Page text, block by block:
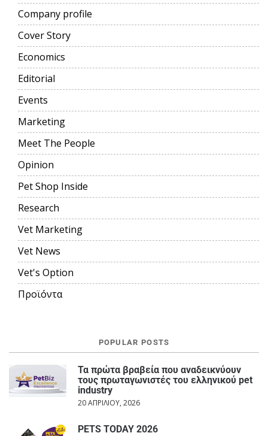
Company profile
Cover Story
Economics
Editorial
Events
Marketing
Meet The People
Opinion
Pet Shop Inside
Research
Vet Marketing
Vet News
Vet's Option
Προϊόντα
POPULAR POSTS
Τα πρώτα βραβεία που αναδεικνύουν
τους πρωταγωνιστές του ελληνικού pet
industry
20 ΑΠΡΙΛΊΟΥ, 2026
PETS TODAY 2026